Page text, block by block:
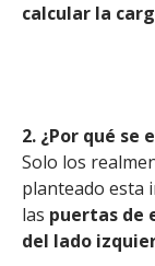
calcular la
2. ¿Por qué se
Solo los
planteado esta
las puertas de
del lado